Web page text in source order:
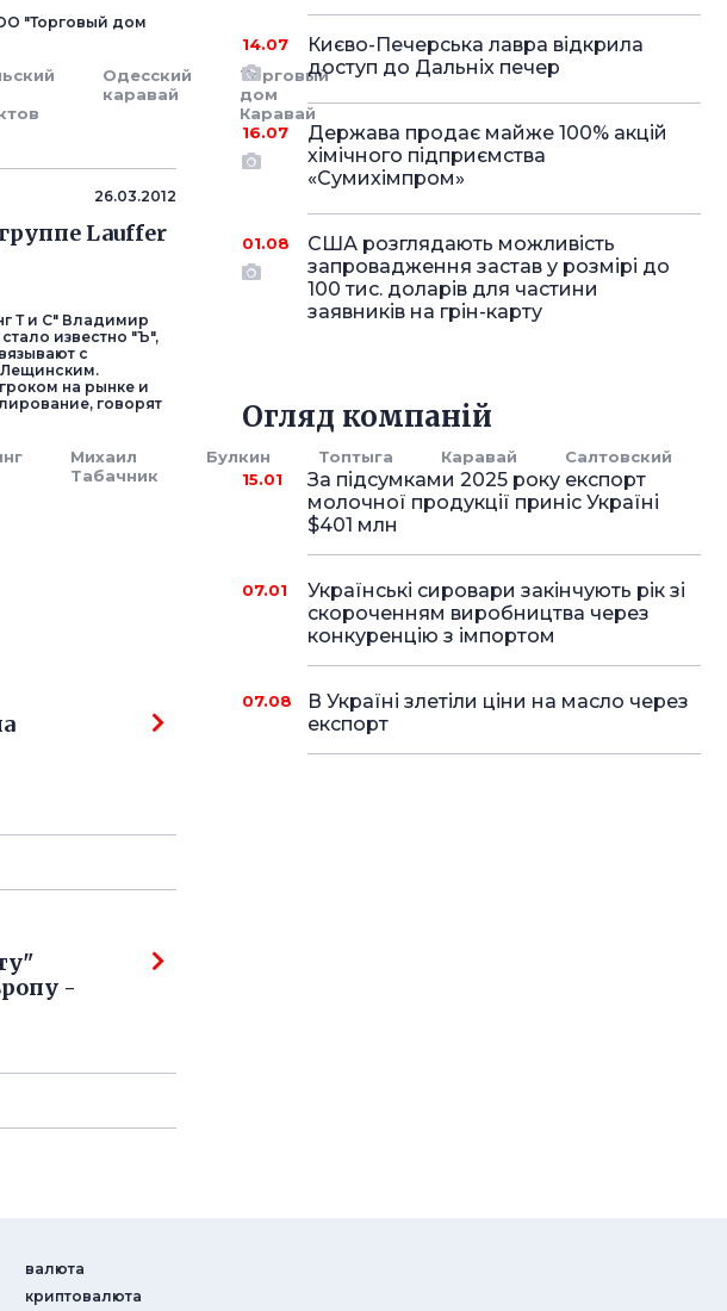
"Торговый дом
Одесский
каравай
Торговый
дом
Каравай
26.03.2012
Lauffer
Т и С" Владимир
известно "Ъ",
с
на рынке и
говорят
Михаил
Табачник
Булкин Топтыга Каравай Салтовский
-
14.07
Києво-Печерська лавра відкрила
доступ до Дальніх печер
16.07
Держава продає майже 100% акцій
хімічного підприємства
«Сумихімпром»
01.08
США розглядають можливість
запровадження застав у розмірі до
100 тис. доларів для частини
заявників на грін-карту
Огляд компаній
15.01
За підсумками 2025 року експорт
молочної продукції приніс Україні
$401 млн
07.01
Українські сировари закінчують рік зі
скороченням виробництва через
конкуренцію з імпортом
07.08
В Україні злетіли ціни на масло через
експорт
валюта
криптовалюта